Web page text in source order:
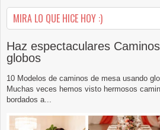
MIRA LO QUE HICE HOY :)
Haz espectaculares
globos
10 Modelos de caminos de mesa usando
Muchas veces hemos visto hermosos
bordados a...